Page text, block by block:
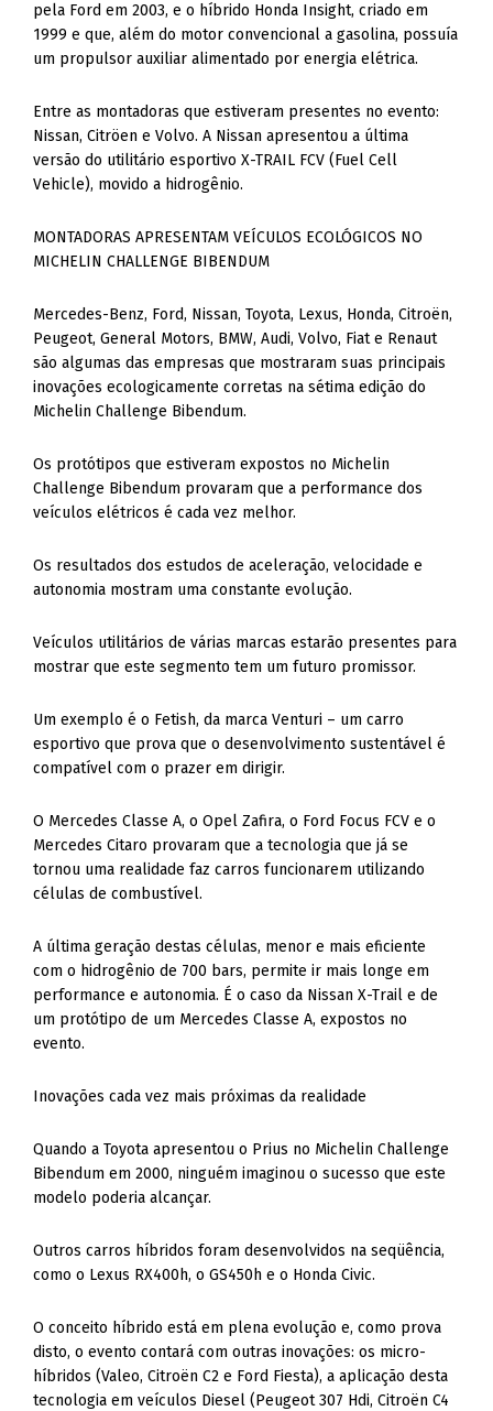
pela Ford em 2003, e o híbrido Honda Insight, criado em
1999 e que, além do motor convencional a gasolina, possuía
um propulsor auxiliar alimentado por energia elétrica.
Entre as montadoras que estiveram presentes no evento:
Nissan, Citröen e Volvo. A Nissan apresentou a última
versão do utilitário esportivo X-TRAIL FCV (Fuel Cell
Vehicle), movido a hidrogênio.
MONTADORAS APRESENTAM VEÍCULOS ECOLÓGICOS NO
MICHELIN CHALLENGE BIBENDUM
Mercedes-Benz, Ford, Nissan, Toyota, Lexus, Honda, Citroën,
Peugeot, General Motors, BMW, Audi, Volvo, Fiat e Renaut
são algumas das empresas que mostraram suas principais
inovações ecologicamente corretas na sétima edição do
Michelin Challenge Bibendum.
Os protótipos que estiveram expostos no Michelin
Challenge Bibendum provaram que a performance dos
veículos elétricos é cada vez melhor.
Os resultados dos estudos de aceleração, velocidade e
autonomia mostram uma constante evolução.
Veículos utilitários de várias marcas estarão presentes para
mostrar que este segmento tem um futuro promissor.
Um exemplo é o Fetish, da marca Venturi – um carro
esportivo que prova que o desenvolvimento sustentável é
compatível com o prazer em dirigir.
O Mercedes Classe A, o Opel Zafira, o Ford Focus FCV e o
Mercedes Citaro provaram que a tecnologia que já se
tornou uma realidade faz carros funcionarem utilizando
células de combustível.
A última geração destas células, menor e mais eficiente
com o hidrogênio de 700 bars, permite ir mais longe em
performance e autonomia. É o caso da Nissan X-Trail e de
um protótipo de um Mercedes Classe A, expostos no
evento.
Inovações cada vez mais próximas da realidade
Quando a Toyota apresentou o Prius no Michelin Challenge
Bibendum em 2000, ninguém imaginou o sucesso que este
modelo poderia alcançar.
Outros carros híbridos foram desenvolvidos na seqüência,
como o Lexus RX400h, o GS450h e o Honda Civic.
O conceito híbrido está em plena evolução e, como prova
disto, o evento contará com outras inovações: os micro-
híbridos (Valeo, Citroën C2 e Ford Fiesta), a aplicação desta
tecnologia em veículos Diesel (Peugeot 307 Hdi, Citroën C4